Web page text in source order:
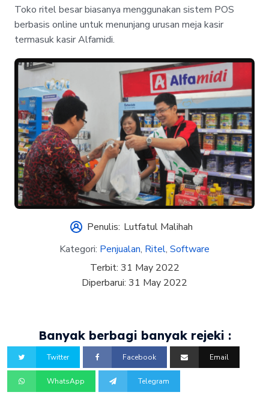
Toko ritel besar biasanya menggunakan sistem POS
berbasis online untuk menunjang urusan meja kasir
termasuk kasir Alfamidi.
Penulis: Lutfatul Malihah
Kategori: Penjualan, Ritel, Software
Terbit: 31 May 2022
Diperbarui: 31 May 2022
Banyak berbagi banyak rejeki :
Twitter Facebook Email
WhatsApp Telegram